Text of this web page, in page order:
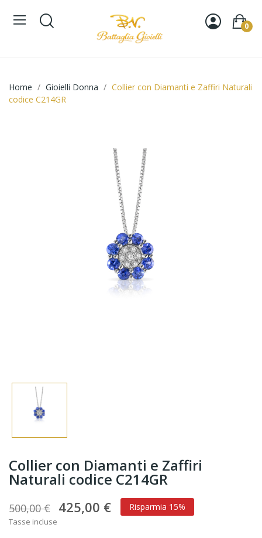
0
Home Gioielli Donna
Collier con Diamanti e Zaffiri Naturali
codice C214GR
Collier con Diamanti e Zaffiri
Naturali codice C214GR
500,00 € 425,00 € Risparmia 15%
Tasse incluse